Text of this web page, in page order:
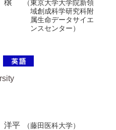
穣
東京大学大学院新領
域創成科学研究科附
属生命データサイエ
ンスセンター
平 藤田医科大学